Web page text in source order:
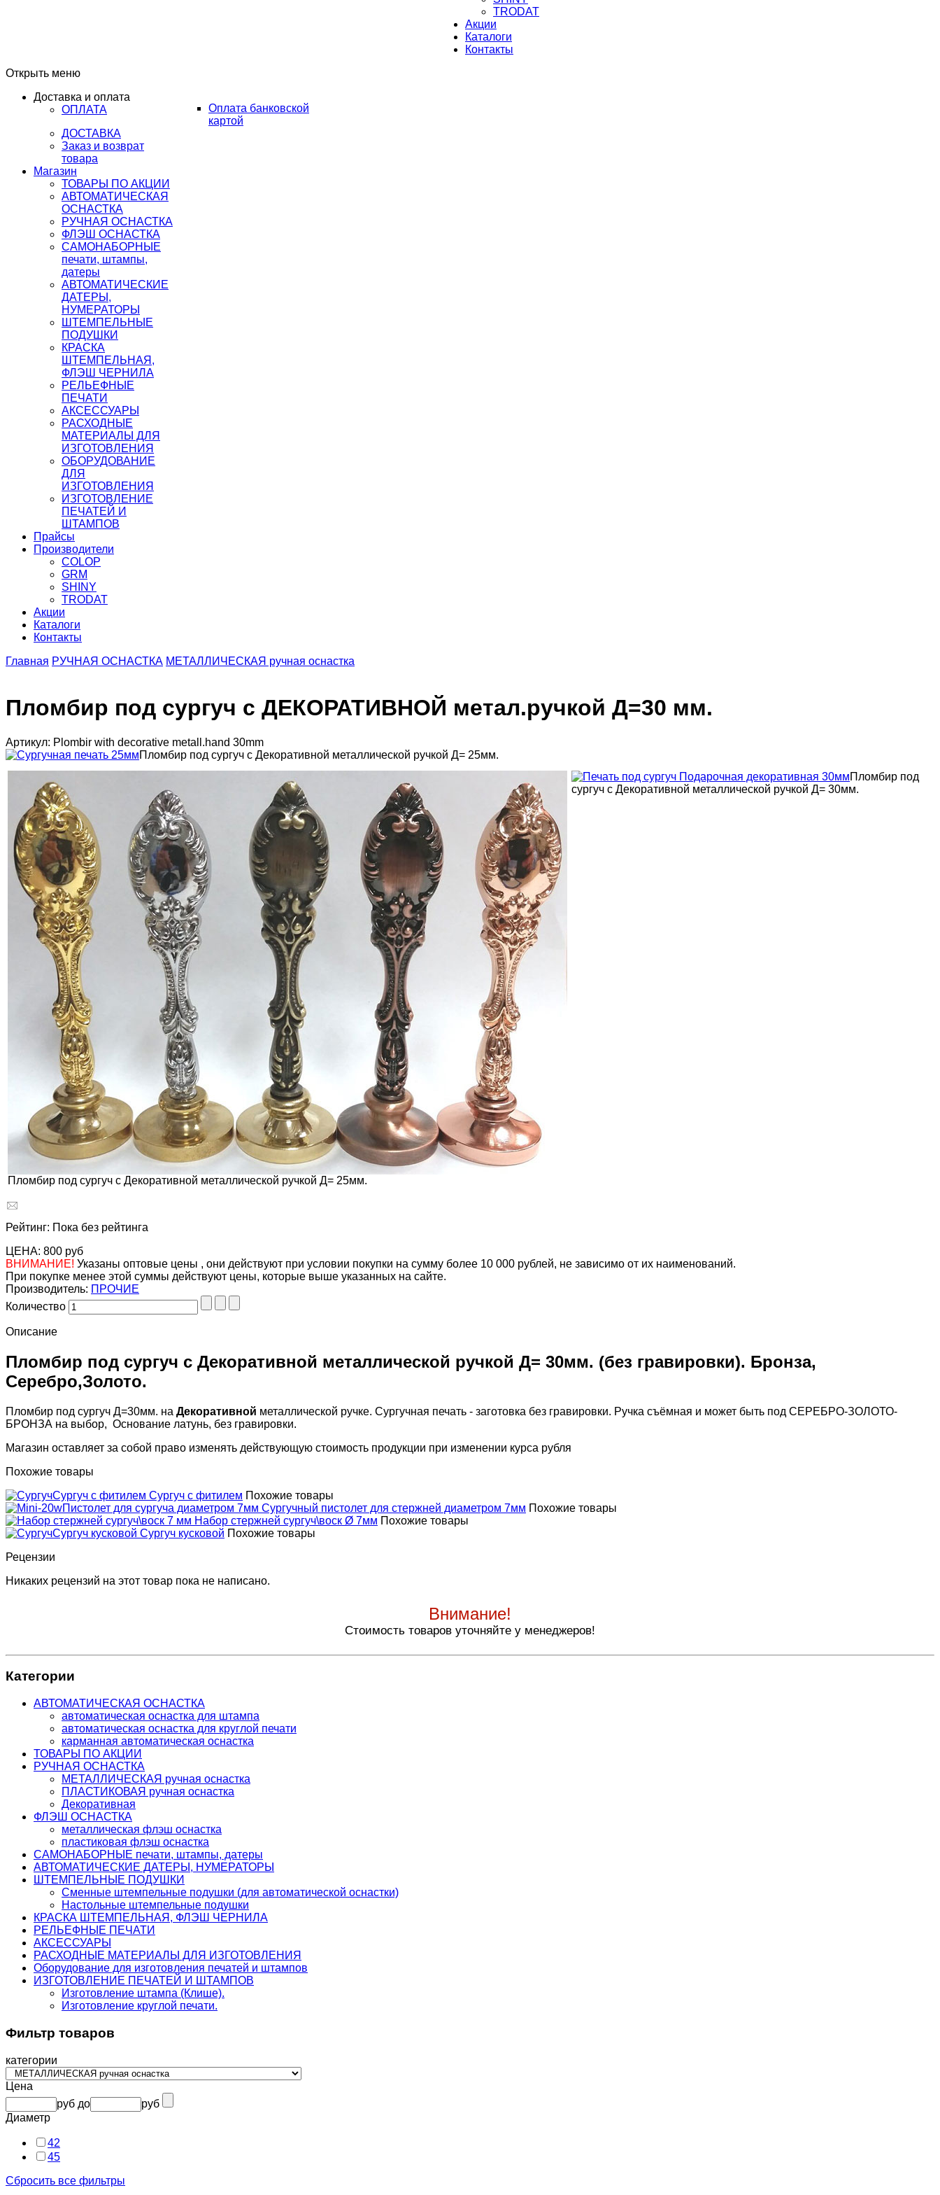
TRODAT
Акции
Каталоги
Контакты
Открыть меню
Доставка и оплата
ОПЛАТА
Оплата банковской
картой
ДОСТАВКА
Заказ и возврат
товара
Магазин
ТОВАРЫ ПО АКЦИИ
АВТОМАТИЧЕСКАЯ
ОСНАСТКА
РУЧНАЯ ОСНАСТКА
ФЛЭШ ОСНАСТКА
САМОНАБОРНЫЕ
печати, штампы,
датеры
АВТОМАТИЧЕСКИЕ
ДАТЕРЫ,
НУМЕРАТОРЫ
ШТЕМПЕЛЬНЫЕ
ПОДУШКИ
КРАСКА
ШТЕМПЕЛЬНАЯ,
ФЛЭШ ЧЕРНИЛА
РЕЛЬЕФНЫЕ
ПЕЧАТИ
АКСЕССУАРЫ
РАСХОДНЫЕ
МАТЕРИАЛЫ ДЛЯ
ИЗГОТОВЛЕНИЯ
ОБОРУДОВАНИЕ
ДЛЯ
ИЗГОТОВЛЕНИЯ
ИЗГОТОВЛЕНИЕ
ПЕЧАТЕЙ И
ШТАМПОВ
Прайсы
Производители
COLOP
GRM
SHINY
TRODAT
Акции
Каталоги
Контакты
Главная РУЧНАЯ ОСНАСТКА МЕТАЛЛИЧЕСКАЯ ручная оснастка
Пломбир под сургуч c ДЕКОРАТИВНОЙ метал.ручкой Д=30 мм.
Артикул: Plombir with decorative metall.hand 30mm
Пломбир под сургуч с Декоративной металлической ручкой Д= 25мм.
Пломбир под сургуч с Декоративной металлической ручкой Д= 25мм.
Пломбир под
сургуч с Декоративной металлической ручкой Д= 30мм.
Рейтинг: Пока без рейтинга
ЦЕНА: 800 руб
ВНИМАНИЕ! Указаны оптовые цены , они действуют при условии покупки на сумму более 10 000 рублей, не зависимо от их наименований.
При покупке менее этой суммы действуют цены, которые выше указанных на сайте.
Производитель: ПРОЧИЕ
Количество
Описание
Пломбир под сургуч с Декоративной металлической ручкой Д= 30мм. (без гравировки). Бронза,
Серебро,Золото.
Пломбир под сургуч Д=30мм. на Декоративной металлической ручке. Сургучная печать - заготовка без гравировки. Ручка съёмная и может быть под СЕРЕБРО-ЗОЛОТО-
БРОНЗА на выбор, Основание латунь, без гравировки.
Магазин оставляет за собой право изменять действующую стоимость продукции при изменении курса рубля
Похожие товары
Сургуч с фитилем Сургуч с фитилем Похожие товары
Пистолет для сургуча диаметром 7мм Сургучный пистолет для стержней диаметром 7мм Похожие товары
Набор стержней сургуч\воск Ø 7мм Похожие товары
Сургуч кусковой Сургуч кусковой Похожие товары
Рецензии
Никаких рецензий на этот товар пока не написано.
Внимание!
Стоимость товаров уточняйте у менеджеров!
Категории
АВТОМАТИЧЕСКАЯ ОСНАСТКА
автоматическая оснастка для штампа
автоматическая оснастка для круглой печати
карманная автоматическая оснастка
ТОВАРЫ ПО АКЦИИ
РУЧНАЯ ОСНАСТКА
МЕТАЛЛИЧЕСКАЯ ручная оснастка
ПЛАСТИКОВАЯ ручная оснастка
Декоративная
ФЛЭШ ОСНАСТКА
металлическая флэш оснастка
пластиковая флэш оснастка
САМОНАБОРНЫЕ печати, штампы, датеры
АВТОМАТИЧЕСКИЕ ДАТЕРЫ, НУМЕРАТОРЫ
ШТЕМПЕЛЬНЫЕ ПОДУШКИ
Сменные штемпельные подушки (для автоматической оснастки)
Настольные штемпельные подушки
КРАСКА ШТЕМПЕЛЬНАЯ, ФЛЭШ ЧЕРНИЛА
РЕЛЬЕФНЫЕ ПЕЧАТИ
АКСЕССУАРЫ
РАСХОДНЫЕ МАТЕРИАЛЫ ДЛЯ ИЗГОТОВЛЕНИЯ
Оборудование для изготовления печатей и штампов
ИЗГОТОВЛЕНИЕ ПЕЧАТЕЙ И ШТАМПОВ
Изготовление штампа (Клише).
Изготовление круглой печати.
Фильтр товаров
категории
Цена
руб до
руб
Диаметр
42
45
Сбросить все фильтры